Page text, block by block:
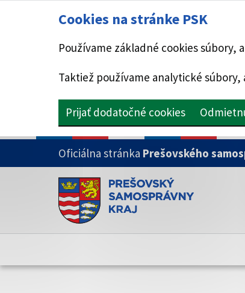
Cookies na stránke PSK
Používame základné cookies
Taktiež používame analytické
Prijať dodatočné cookies
PRESKOČIŤ NA HLAVNÝ OBSAH
Oficiálna stránka Prešovského
Doména psk.sk je oficiálna
Toto je oficiálna webová stránka